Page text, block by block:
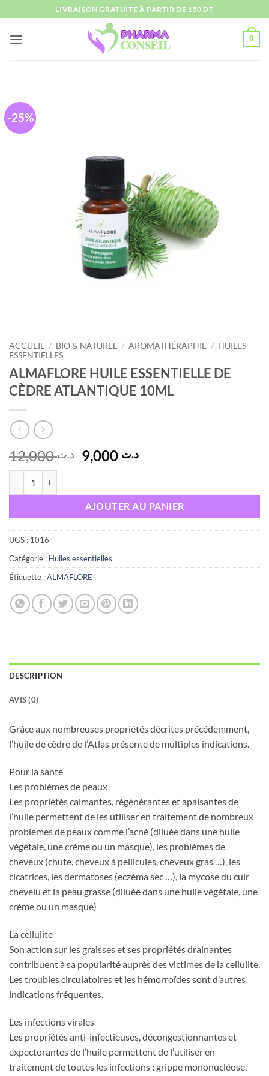
au
contenu
LIVRAISON GRATUITE À PARTIR DE 150 DT
0
-25%
ACCUEIL / BIO & NATUREL / AROMATHÉRAPHIE / HUILES
ESSENTIELLES
ALMAFLORE HUILE ESSENTIELLE DE
CÈDRE ATLANTIQUE 10ML
د.ت12,000
Le
prix
était :
د.ت 12,000.
د.تLe
est :
AJOUTER AU PANIER
UGS : 1016
Catégorie : Huiles essentielles
Étiquette :ALMAFLORE
DESCRIPTION
AVIS (0)
Grâce aux nombreuses propriétés décrites précédemment,
l’huile de cèdre de l’Atlas présente de multiples indications.
Pour la santé
Les problèmes de peaux
Les propriétés calmantes, régénérantes et apaisantes de
l’huile permettent de les utiliser en traitement de nombreux
problèmes de peaux comme l’acné (diluée dans une huile
végétale, une crème ou un masque), les problèmes de
cheveux (chute, cheveux à pellicules, cheveux gras …), les
cicatrices, les dermatoses (eczéma sec …), la mycose du cuir
chevelu et la peau grasse (diluée dans une huile végétale, une
crème ou un masque)
La cellulite
Son action sur les graisses et ses propriétés drainantes
contribuent à sa popularité auprès des victimes de la cellulite.
Les troubles circulatoires et les hémorroïdes sont d’autres
indications fréquentes.
Les infections virales
Les propriétés anti-infectieuses, décongestionnantes et
expectorantes de l’huile permettent de l’utiliser en
traitement de toutes les infections : grippe mononucléose,